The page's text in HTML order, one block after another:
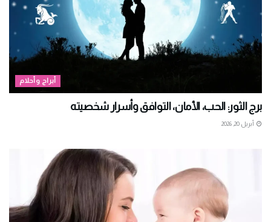
أبراج وأحلام
برج الثور: الحب، الأمان، التوافق وأسرار شخصيته
أبريل 20, 2026